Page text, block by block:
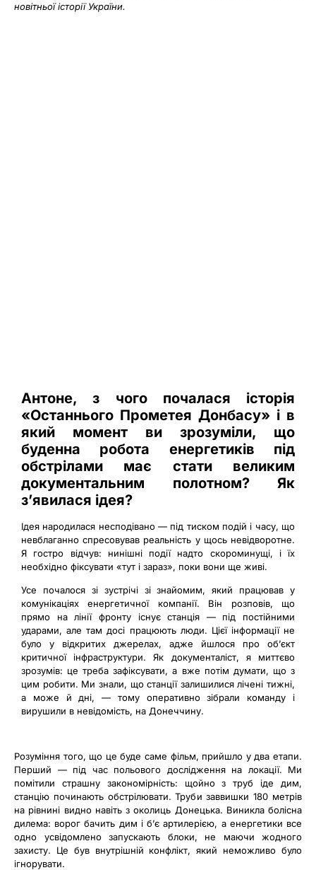
новітньої історії України.
Антоне, з чого почалася історія
«Останнього Прометея Донбасу» і в
який момент ви зрозуміли, що
буденна робота енергетиків під
обстрілами має стати великим
документальним полотном? Як
з’явилася ідея?
Ідея народилася несподівано — під тиском подій і часу, що
невблаганно спресовував реальність у щось невідворотне.
Я гостро відчув: нинішні події надто скороминущі, і їх
необхідно фіксувати «тут і зараз», поки вони ще живі.
Усе почалося зі зустрічі зі знайомим, який працював у
комунікаціях енергетичної компанії. Він розповів, що
прямо на лінії фронту існує станція — під постійними
ударами, але там досі працюють люди. Цієї інформації не
було у відкритих джерелах, адже йшлося про об’єкт
критичної інфраструктури. Як документаліст, я миттєво
зрозумів: це треба зафіксувати, а вже потім думати, що з
цим робити. Ми знали, що станції залишилися лічені тижні,
а може й дні, — тому оперативно зібрали команду і
вирушили в невідомість, на Донеччину.
Розуміння того, що це буде саме фільм, прийшло у два етапи.
Перший — під час польового дослідження на локації. Ми
помітили страшну закономірність: щойно з труб іде дим,
станцію починають обстрілювати. Труби заввишки 180 метрів
на рівнині видно навіть з околиць Донецька. Виникла болісна
дилема: ворог бачить дим і б’є артилерією, а енергетики все
одно усвідомлено запускають блоки, не маючи жодного
захисту. Це був внутрішній конфлікт, який неможливо було
ігнорувати.